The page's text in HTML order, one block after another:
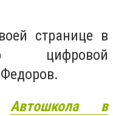
странице в
цифровой
Автошкола в